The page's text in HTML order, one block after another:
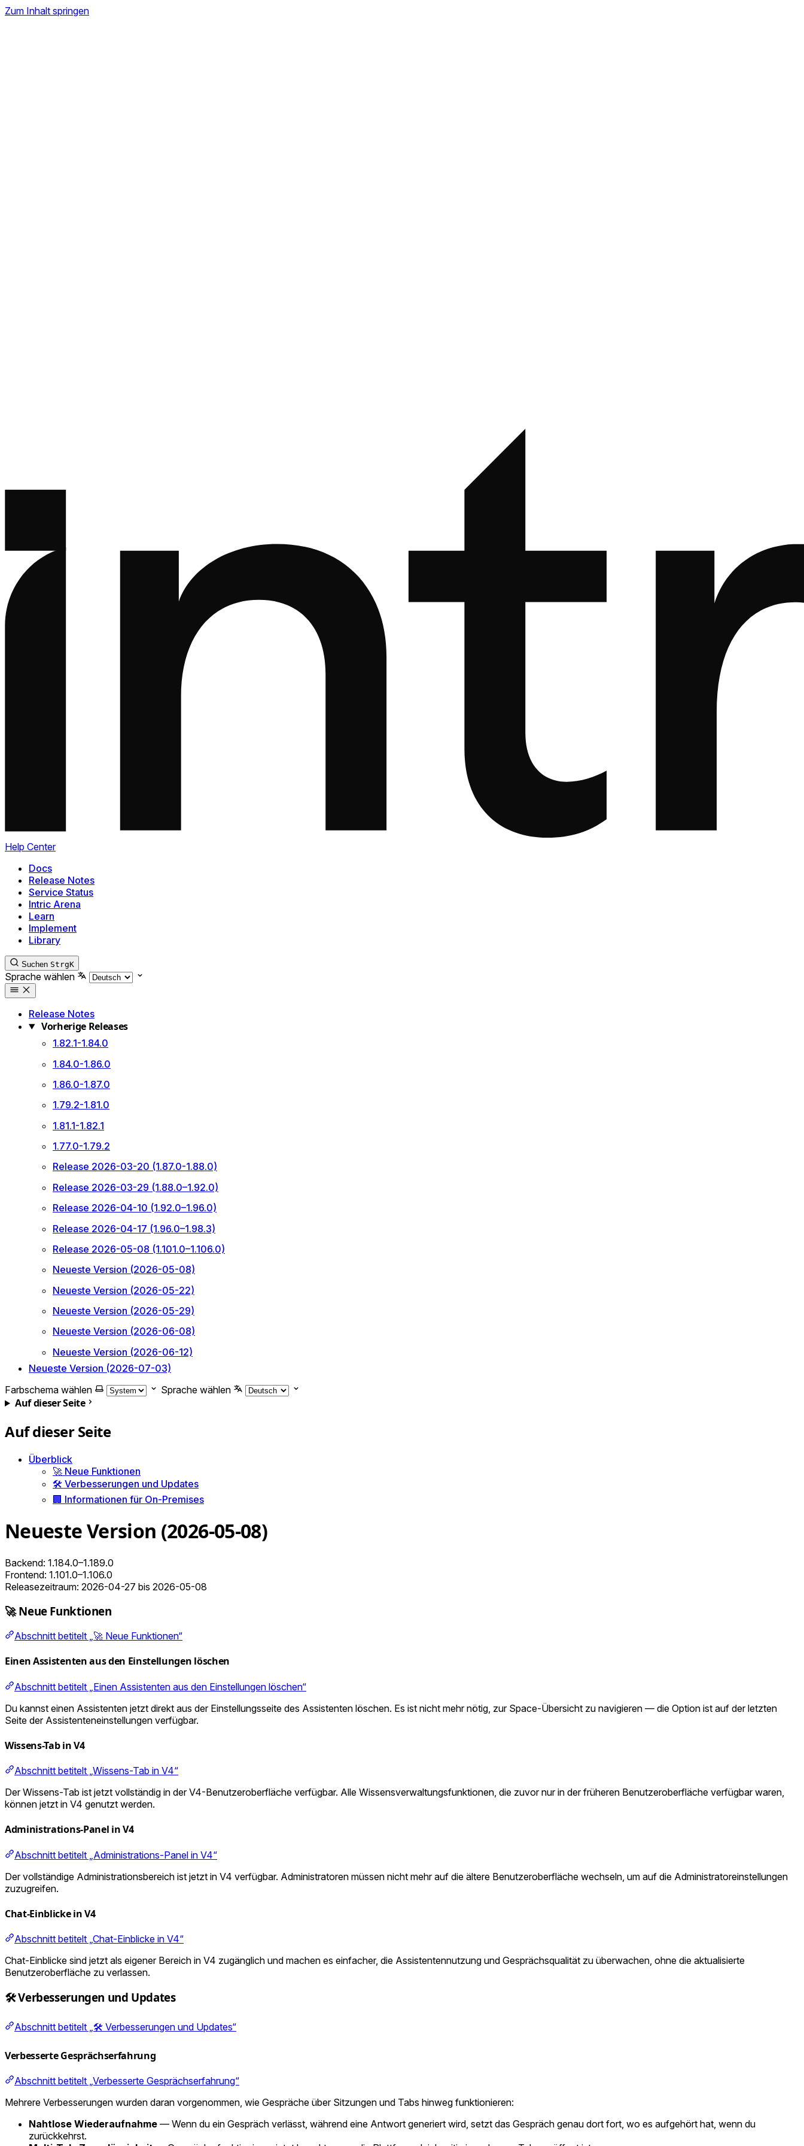
Zum Inhalt springen
Help Center
Docs
Release Notes
Service Status
Intric Arena
Learn
Implement
Library
Suchen StrgK
Sprache wählen
Release Notes
Vorherige Releases
1.82.1-1.84.0
1.84.0-1.86.0
1.86.0-1.87.0
1.79.2-1.81.0
1.81.1-1.82.1
1.77.0-1.79.2
Release 2026-03-20 (1.87.0-1.88.0)
Release 2026-03-29 (1.88.0–1.92.0)
Release 2026-04-10 (1.92.0–1.96.0)
Release 2026-04-17 (1.96.0–1.98.3)
Release 2026-05-08 (1.101.0–1.106.0)
Neueste Version (2026-05-08)
Neueste Version (2026-05-22)
Neueste Version (2026-05-29)
Neueste Version (2026-06-08)
Neueste Version (2026-06-12)
Neueste Version (2026-07-03)
Farbschema wählen
Sprache wählen
Auf dieser Seite
Auf dieser Seite
Überblick
🚀 Neue Funktionen
🛠️ Verbesserungen und Updates
🏢 Informationen für On-Premises
Neueste Version (2026-05-08)
Backend: 1.184.0–1.189.0
Frontend: 1.101.0–1.106.0
Releasezeitraum: 2026-04-27 bis 2026-05-08
🚀 Neue Funktionen
Abschnitt betitelt „🚀 Neue Funktionen“
Einen Assistenten aus den Einstellungen löschen
Abschnitt betitelt „Einen Assistenten aus den Einstellungen löschen“
Du kannst einen Assistenten jetzt direkt aus der Einstellungsseite des Assistenten löschen. Es ist nicht mehr nötig, zur Space-Übersicht zu navigieren — die Option ist auf der letzten
Seite der Assistenteneinstellungen verfügbar.
Wissens-Tab in V4
Abschnitt betitelt „Wissens-Tab in V4“
Der Wissens-Tab ist jetzt vollständig in der V4-Benutzeroberfläche verfügbar. Alle Wissensverwaltungsfunktionen, die zuvor nur in der früheren Benutzeroberfläche verfügbar waren,
können jetzt in V4 genutzt werden.
Administrations-Panel in V4
Abschnitt betitelt „Administrations-Panel in V4“
Der vollständige Administrationsbereich ist jetzt in V4 verfügbar. Administratoren müssen nicht mehr auf die ältere Benutzeroberfläche wechseln, um auf die Administratoreinstellungen
zuzugreifen.
Chat-Einblicke in V4
Abschnitt betitelt „Chat-Einblicke in V4“
Chat-Einblicke sind jetzt als eigener Bereich in V4 zugänglich und machen es einfacher, die Assistentennutzung und Gesprächsqualität zu überwachen, ohne die aktualisierte
Benutzeroberfläche zu verlassen.
🛠️ Verbesserungen und Updates
Abschnitt betitelt „🛠️ Verbesserungen und Updates“
Verbesserte Gesprächserfahrung
Abschnitt betitelt „Verbesserte Gesprächserfahrung“
Mehrere Verbesserungen wurden daran vorgenommen, wie Gespräche über Sitzungen und Tabs hinweg funktionieren:
Nahtlose Wiederaufnahme — Wenn du ein Gespräch verlässt, während eine Antwort generiert wird, setzt das Gespräch genau dort fort, wo es aufgehört hat, wenn du
zurückkehrst.